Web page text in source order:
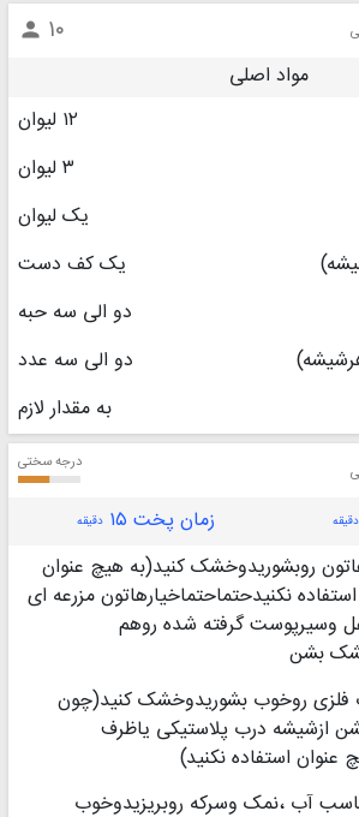
۱۰ 
مواد اصلی
۱۲ لیوان
۳ لیوان
یک لیوان
یک کف دست
دو الی سه حبه
دو الی سه عدد
به مقدار لازم
درجه سختی
دقیقه زمان پخت ۱۵ دقیقه
روبشوریدوخشک کنید(به هیچ عنوان
نکنیدحتماحتماخیارهاتون مزرعه ای
وسیرپوست گرفته شده روهم
بشن
روخوب بشوریدوخشک کنید(چون
ازشیشه درب پلاستیکی یاظرف
عنوان استفاده نکنید)
آب ،نمک وسرکه روبریزیدوخوب